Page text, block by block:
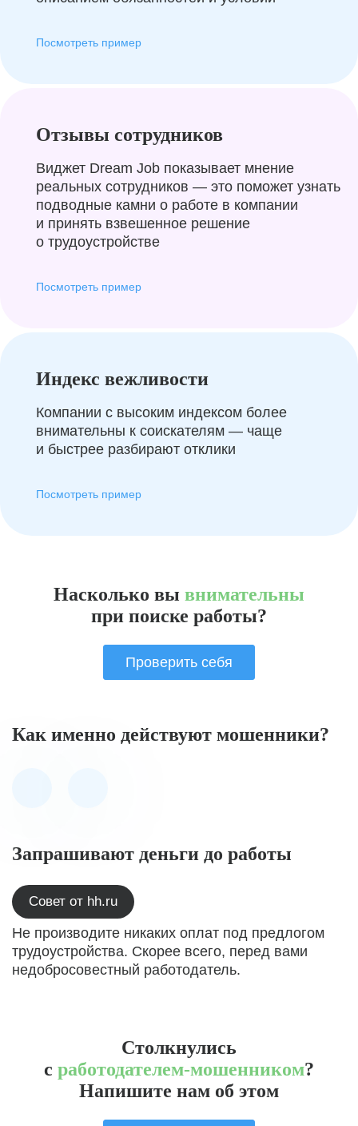
Посмотреть пример
Отзывы сотрудников
Виджет Dream Job показывает мнение
реальных сотрудников — это поможет узнать
подводные камни о работе в компании
и принять взвешенное решение
о трудоустройстве
Посмотреть пример
Индекс вежливости
Компании с высоким индексом более
внимательны к соискателям — чаще
и быстрее разбирают отклики
Посмотреть пример
Насколько вы внимательны
при поиске работы?
Проверить себя
Как именно действуют мошенники?
Запрашивают деньги до работы
Совет от hh.ru
Не производите никаких оплат под предлогом
трудоустройства. Скорее всего, перед вами
недобросовестный работодатель.
Столкнулись
с работодателем-мошенником?
Напишите нам об этом